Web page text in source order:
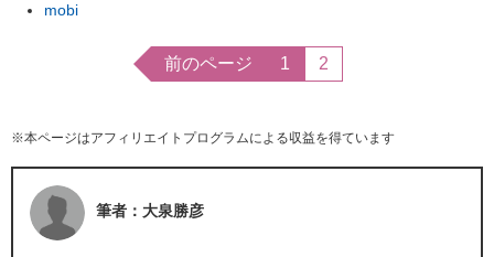
mobi
前のページ 1 2
※本ページはアフィリエイトプログラムによる収益を得ています
筆者：大泉勝彦